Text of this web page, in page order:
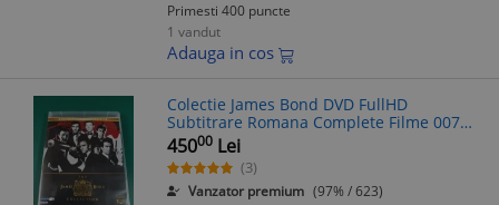
Primesti 400 puncte
1 vandut
Adauga in cos
Colectie James Bond DVD FullHD
Subtitrare Romana Complete Filme 007
Seria Oficiala
45000 Lei
(3)
Vanzator premium (97% / 623)